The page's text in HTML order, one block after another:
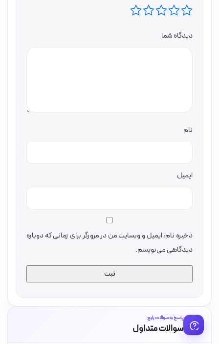
دیدگاه شما
نام
ایمیل
ذخیره نام، ایمیل و وبسایت من در مرورگر برای زمانی که دوباره
دیدگاهی می‌نویسم.
پاسخ به سوالات رایج
سوالات متداول